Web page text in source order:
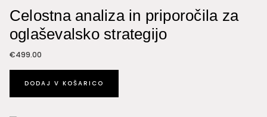
Celostna analiza in priporočila za
oglaševalsko strategijo
€499.00
DODAJ V KOŠARICO